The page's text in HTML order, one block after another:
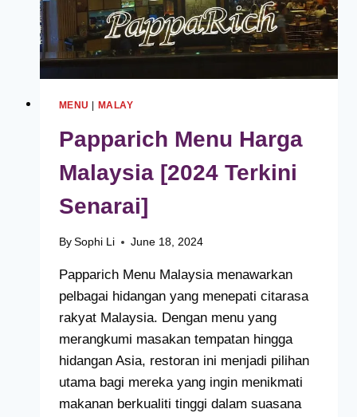
MENU | MALAY
Papparich Menu Harga
Malaysia [2024 Terkini
Senarai]
By Sophi Li June 18, 2024
Papparich Menu Malaysia menawarkan
pelbagai hidangan yang menepati citarasa
rakyat Malaysia. Dengan menu yang
merangkumi masakan tempatan hingga
hidangan Asia, restoran ini menjadi pilihan
utama bagi mereka yang ingin menikmati
makanan berkualiti tinggi dalam suasana